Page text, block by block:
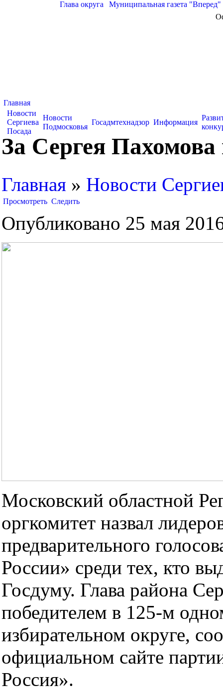
Глава округа Муниципальная газета "Вперед"
Главная
Новости
Сергиева
Посада
Новости
Подмосковья
Госадмтехнадзор Информация
За Сергея
Главная » Новости
Просмотреть Следить
Опубликовано 25 мая
Московский областной
оргкомитет назвал
предварительного
России» среди тех, кто
Госдуму. Глава района
победителем в 125-м
избирательном округе,
официальном сайте
Россия».